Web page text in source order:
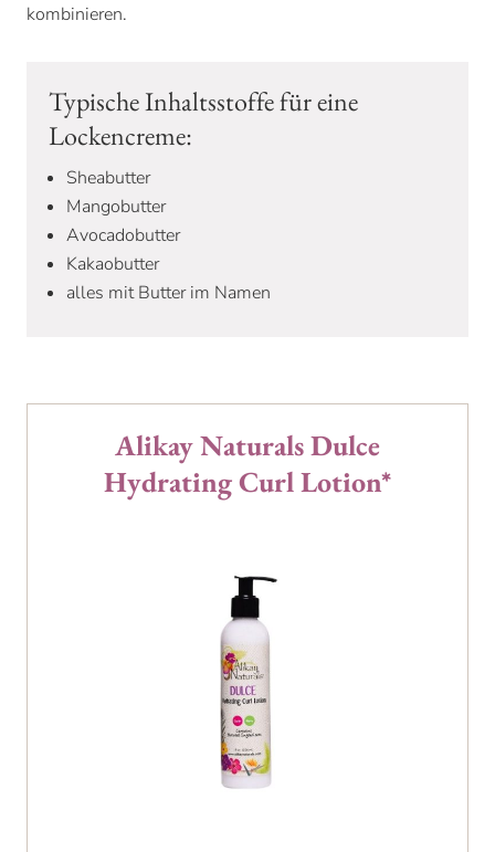
kombinieren.
Typische Inhaltsstoffe für eine
Lockencreme:
Sheabutter
Mangobutter
Avocadobutter
Kakaobutter
alles mit Butter im Namen
Alikay Naturals Dulce
Hydrating Curl Lotion*